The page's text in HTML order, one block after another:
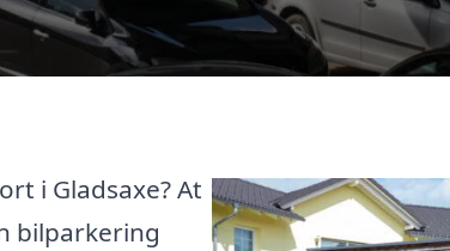
i Gladsaxe? At
bilparkering